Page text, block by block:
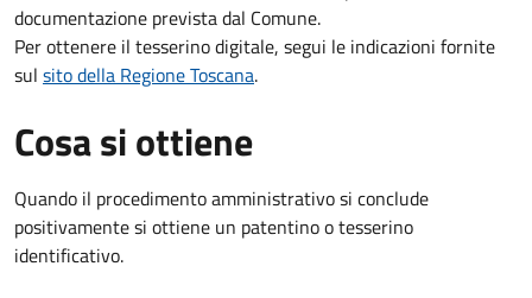
documentazione prevista dal Comune.
Per ottenere il tesserino digitale, segui le indicazioni fornite
sul sito della Regione Toscana.
Cosa si ottiene
Quando il procedimento amministrativo si conclude
positivamente si ottiene un patentino o tesserino
identificativo.